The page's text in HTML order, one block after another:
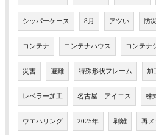
シッパーケース 8月 アツい 防災
コンテナ コンテナハウス コンテナ
災害 避難 特殊形状フレーム 加
レベラー加工 名古屋 アイエス 株
ウエハリング 2025年 剥離 再メ